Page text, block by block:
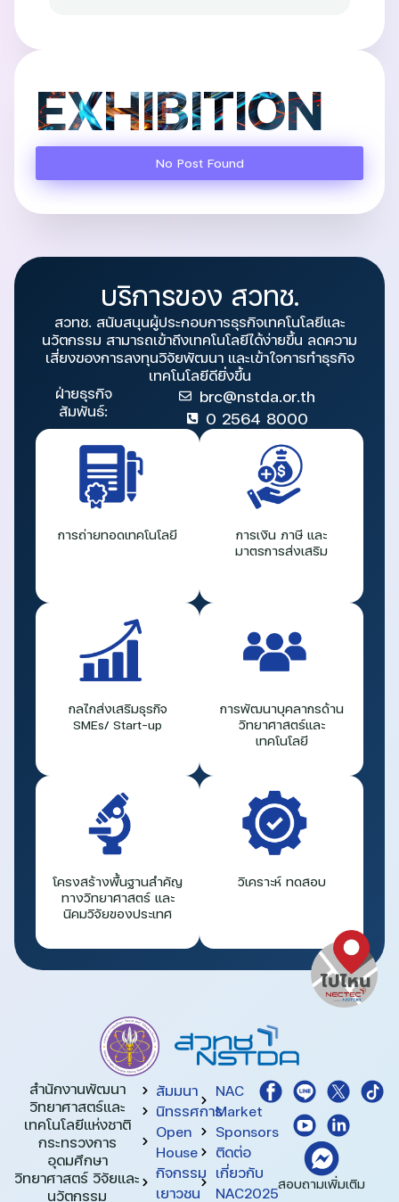
EXHIBITION
No Post Found
บริการของ สวทช.
สวทช. สนับสนุนผู้ประกอบการธุรกิจเทคโนโลยีและ
นวัตกรรม สามารถเข้าถึงเทคโนโลยีได้ง่ายขึ้น ลดความ
เสี่ยงของการลงทุนวิจัยพัฒนา และเข้าใจการทำธุรกิจ
เทคโนโลยีดียิ่งขึ้น
ฝ่ายธุรกิจ
สัมพันธ์:
brc@nstda.or.th
0 2564 8000
การถ่ายทอดเทคโนโลยี
การเงิน ภาษี และ
มาตรการส่งเสริม
กลไกส่งเสริมธุรกิจ
SMEs/ Start-up
การพัฒนาบุคลากรด้าน
วิทยาศาสตร์และ
เทคโนโลยี
โครงสร้างพื้นฐานสำคัญ
ทางวิทยาศาสตร์ และ
นิคมวิจัยของประเทศ
วิเคราะห์ ทดสอบ
สำนักงานพัฒนา
วิทยาศาสตร์และ
เทคโนโลยีแห่งชาติ​
กระทรวงการ
อุดมศึกษา
วิทยาศาสตร์ วิจัยและ
นวัตกรรม
สัมมนา
นิทรรศการ
Open
House
กิจกรรม
เยาวชน
NAC
Market
Sponsors
ติดต่อ
เกี่ยวกับ
NAC2025สอบถามเพิ่มเติม